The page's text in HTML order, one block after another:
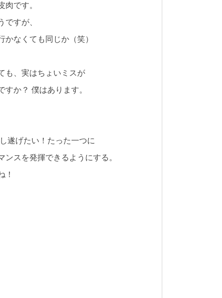
です。
すが、
なくても同じか（笑）
も、実はちょいミスが
か？ 僕はあります。
遂げたい！たった一つに
ンスを発揮できるようにする。
！